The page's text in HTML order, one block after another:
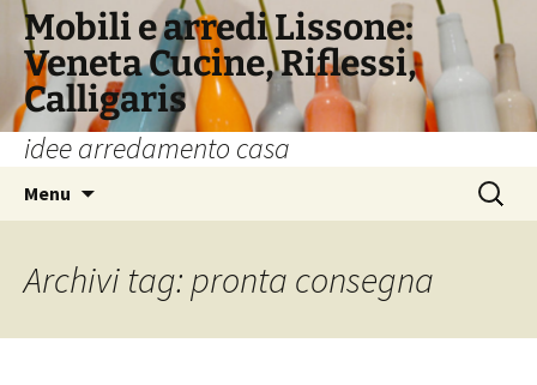
Vai
contenuto
Mobili e arredi Lissone:
Veneta Cucine, Riflessi,
Calligaris
idee arredamento casa
Menu
Ricerca
per:
Archivi tag: pronta consegna